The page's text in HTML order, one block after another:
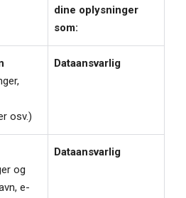
dine oplysninger
som:
osv.)
Dataansvarlig
og
e-
Dataansvarlig